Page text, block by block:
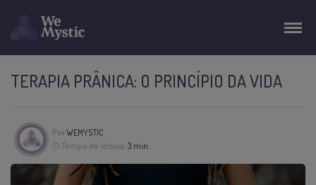
TERAPIA PRÂNICA: O PRINCÍPIO DA VIDA
PorWEMYSTIC
Tempo de leitura: 3 min